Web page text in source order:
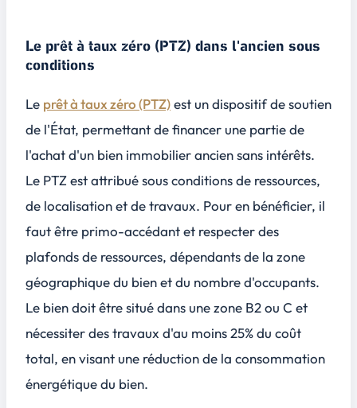
Le prêt à taux zéro (PTZ) dans l'ancien sous
conditions
Le prêt à taux zéro (PTZ)est un dispositif de soutien
de l'État, permettant de financer une partie de
l'achat d'un bien immobilier ancien sans intérêts.
Le PTZ est attribué sous conditions de ressources,
de localisation et de travaux. Pour en bénéficier, il
faut être primo-accédant et respecter des
plafonds de ressources, dépendants de la zone
géographique du bien et du nombre d'occupants.
Le bien doit être situé dans une zone B2 ou C et
nécessiter des travaux d'au moins 25% du coût
total, en visant une réduction de la consommation
énergétique du bien.